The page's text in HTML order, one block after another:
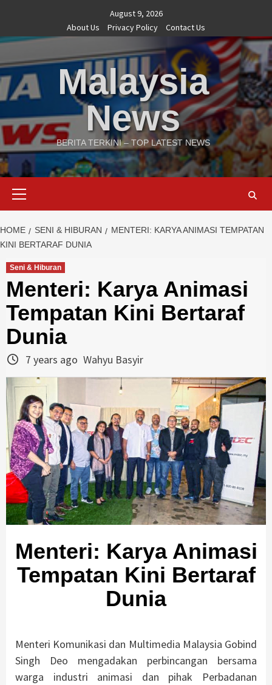
content
August 9, 2026
About Us
Privacy Policy Contact Us
Malaysia
News
BERITA TERKINI – TOP LATEST NEWS
HOME SENI & HIBURAN
MENTERI: KARYA ANIMASI TEMPATAN
KINI BERTARAF DUNIA
Seni & Hiburan
Menteri: Karya Animasi
Tempatan Kini Bertaraf
Dunia
7 years ago Wahyu Basyir
Menteri: Karya Animasi
Tempatan Kini Bertaraf
Dunia
Menteri Komunikasi dan Multimedia Malaysia Gobind
Singh Deo mengadakan perbincangan bersama
warga industri animasi dan pihak Perbadanan